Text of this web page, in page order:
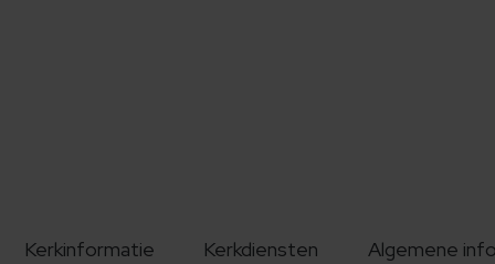
Kerkinformatie Kerkdiensten Algemene